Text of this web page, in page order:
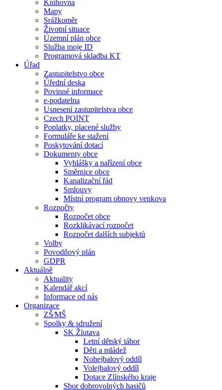
Knihovna
Mapy
Srážkoměr
Životní situace
Územní plán obce
Služba moje ID
Programová skladba KT
Úřad
Zastupitelstvo obce
Úřední deska
Povinné informace
e-podatelna
Usnesení zastupitelstva obce
Czech POINT
Poplatky, placené služby
Formuláře ke stažení
Poskytování dotací
Dokumenty obce
Vyhlášky a nařízení obce
Směrnice obce
Kanalizační řád
Smlouvy
Místní program obnovy venkova
Rozpočty
Rozpočet obce
Rozklikávací rozpočet
Rozpočet dalších subjektů
Volby
Povodňový plán
GDPR
Aktuálně
Aktuality
Kalendář akcí
Informace od nás
Organizace
ZŠ⁄MŠ
Spolky & sdružení
SK Žlutava
Letní dětský tábor
Děti a mládež
Nohejbalový oddíl
Volejbalový oddíl
Dotace Zlínského kraje
Sbor dobrovolných hasičů